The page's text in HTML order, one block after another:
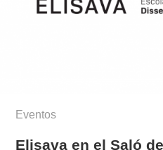
Eventos
Elisava en el Saló